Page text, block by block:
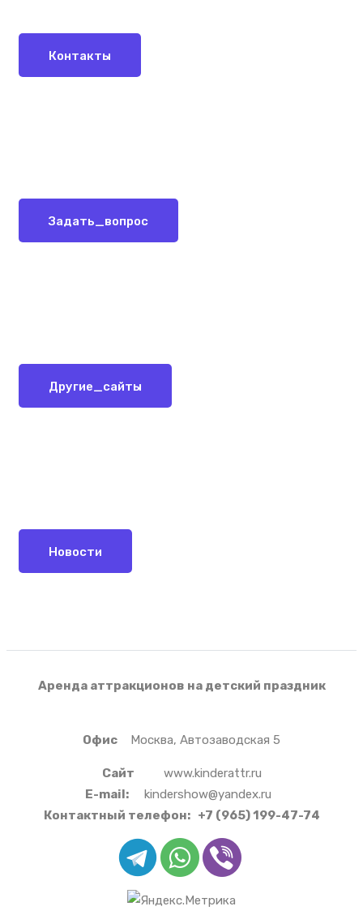
Контакты
Задать_вопрос
Другие_сайты
Новости
Аренда аттракционов на детский праздник
Офис Москва, Автозаводская 5
Сайт
www.kinderattr.ru
E-mail:
kindershow@yandex.ru
Контактный телефон: +7 (965) 199-47-74